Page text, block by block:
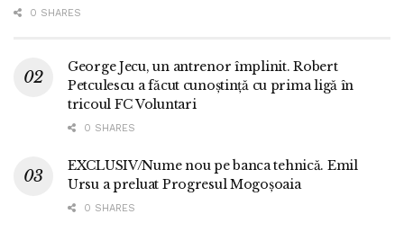
0 SHARES
George Jecu, un antrenor împlinit. Robert
Petculescu a făcut cunoștință cu prima ligă în
tricoul FC Voluntari
0 SHARES
EXCLUSIV/Nume nou pe banca tehnică. Emil
Ursu a preluat Progresul Mogoșoaia
0 SHARES